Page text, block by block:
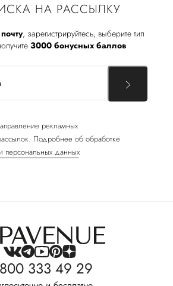
НА РАССЫЛКУ
, зарегистрируйтесь, выберите тип
3000 бонусных баллов
рекламных
Подробнее об обработке
персональных данных
333 49 29